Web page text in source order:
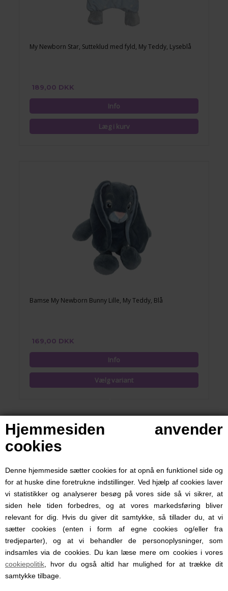
Hjemmesiden anvender
cookies
Denne hjemmeside sætter cookies for at opnå en funktionel side og
for at huske dine foretrukne indstillinger. Ved hjælp af cookies laver
vi statistikker og analyserer besøg på vores side så vi sikrer, at
siden hele tiden forbedres, og at vores markedsføring bliver
relevant for dig. Hvis du giver dit samtykke, så tillader du, at vi
sætter cookies (enten i form af egne cookies og/eller fra
tredjeparter), og at vi behandler de personoplysninger, som
indsamles via de cookies. Du kan læse mere om cookies i vores
cookiepolitik , hvor du også altid har mulighed for at trække dit
samtykke tilbage.
My Newborn Star, Sutteklud med fyld, My Teddy, Lyseblå
189,00 DKK
Bamse My Newborn Bunny Lille, My Teddy, Blå
169,00 DKK
Bamse My Newborn Bunny Lille, My Teddy, Gl. Rosa